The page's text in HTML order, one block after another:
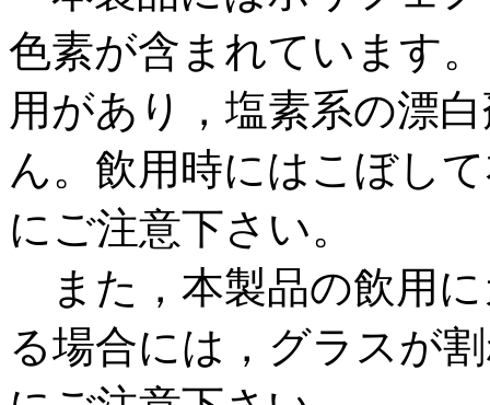
色素が含まれています
用があり，塩素系の漂
ん。飲用時にはこぼし
にご注意下さい。
また，本製品の飲用
る場合には，グラスが